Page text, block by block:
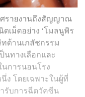
ศรายงานถึงสัญญาณ
เม็ดอย่าง ‘โมลนูพิร
ทด้านเภสัชกรรม
นทางเลือกและ
การนอนโรง
ง โดยเฉพาะในผู้ที่
รับการฉีดวัคซีน